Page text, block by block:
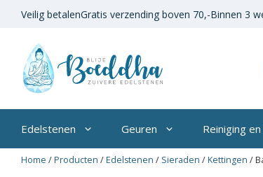
inhoud
Veilig betalenGratis verzending boven 70,-Binnen 3
Edelstenen Geuren Reiniging en
Home /Producten /Edelstenen / Sieraden /Kettingen /